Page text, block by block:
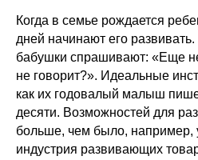
Когда в семье рождается
дней начинают его
бабушки спрашивают: «Еще
не говорит?». Идеальные
как их годовалый малыш
десяти. Возможностей для
больше, чем было, например,
индустрия развивающих